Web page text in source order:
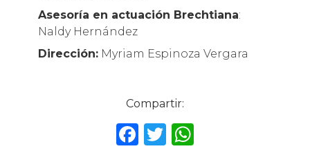
Asesoría en actuación Brechtiana:
Naldy Hernández
Dirección:Myriam Espinoza Vergara
Compartir:
F T W